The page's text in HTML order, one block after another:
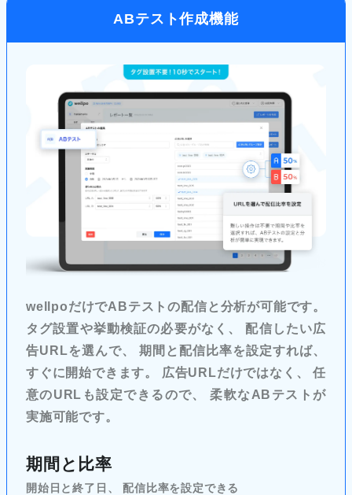
ABテスト作成機能
wellpoだけでABテストの配信と分析が可能です。
タグ設置や挙動検証の必要がなく、 配信したい広
告URLを選んで、 期間と配信比率を設定すれば、
すぐに開始できます。 広告URLだけではなく、 任
意のURLも設定できるので、 柔軟なABテストが
実施可能です。
期間と比率
開始日と終了日、 配信比率を設定できる